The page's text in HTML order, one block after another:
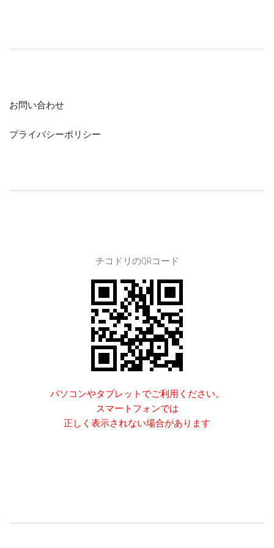
お問い合わせ
プライバシーポリシー
チコドリのQRコード
パソコンやタブレットでご利用ください。
スマートフォンでは
正しく表示されない場合があります